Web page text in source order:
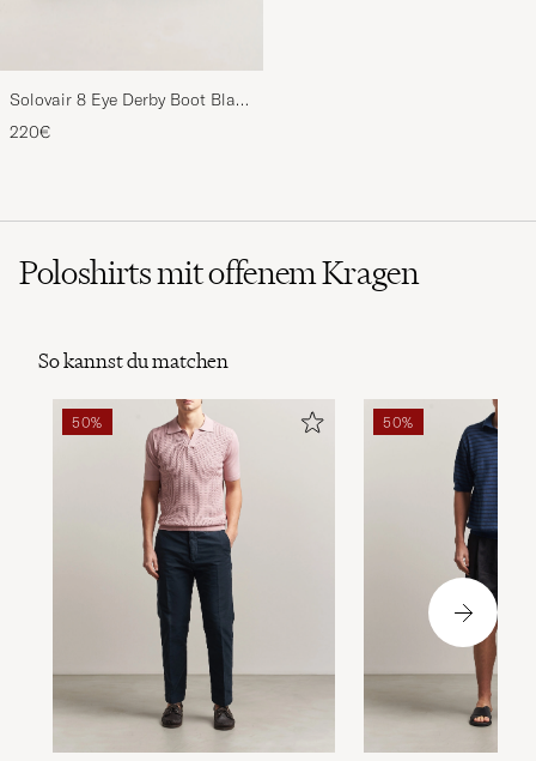
Solovair 8 Eye Derby Boot Black
Shine
220€
Poloshirts mit offenem Kragen
So kannst du matchen
50% 50%